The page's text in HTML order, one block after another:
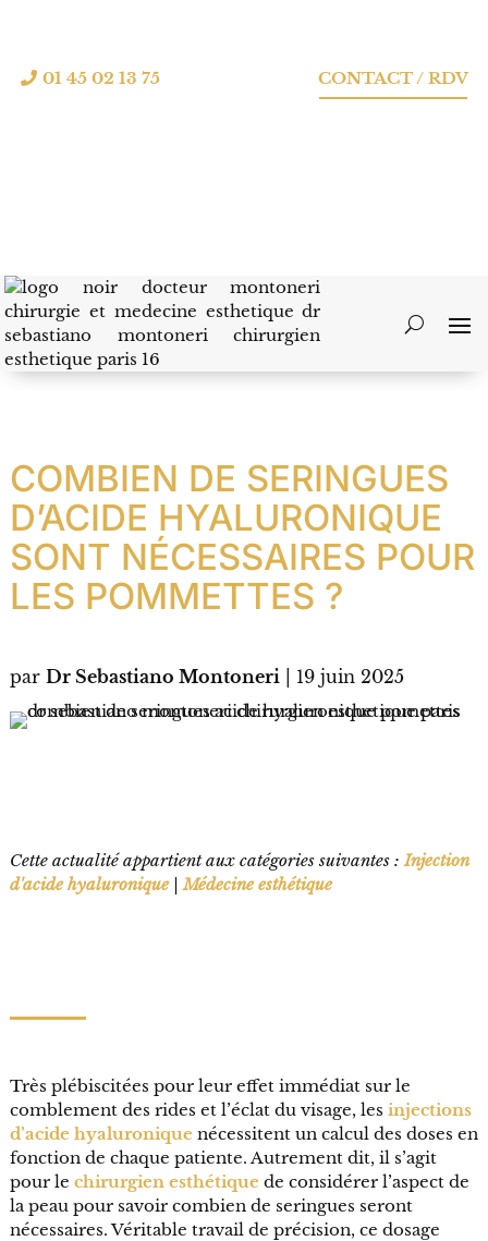
01 45 02 13 75 CONTACT / RDV
COMBIEN DE SERINGUES
D’ACIDE HYALURONIQUE
SONT NÉCESSAIRES POUR
LES POMMETTES ?
par Dr Sebastiano Montoneri| 19 juin 2025
Cette actualité appartient aux catégories suivantes :Injection
d'acide hyaluronique|Médecine esthétique
Très plébiscitées pour leur effet immédiat sur le
comblement des rides et l’éclat du visage, les injections
d’acide hyaluroniquenécessitent un calcul des doses en
fonction de chaque patiente. Autrement dit, il s’agit
pour le chirurgien esthétiquede considérer l’aspect de
la peau pour savoir combien de seringues seront
nécessaires. Véritable travail de précision, ce dosage